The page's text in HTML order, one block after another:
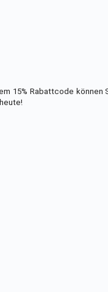
15% Rabattcode können